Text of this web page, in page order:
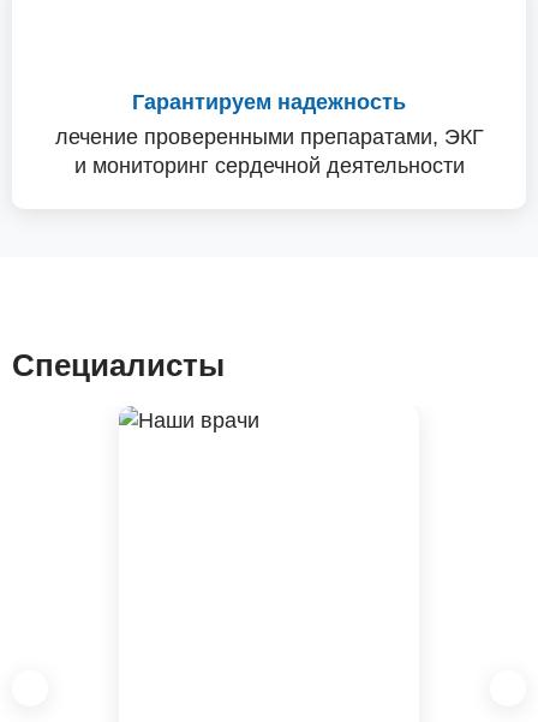
Гарантируем надежность
лечение проверенными препаратами, ЭКГ
и мониторинг сердечной деятельности
Специалисты